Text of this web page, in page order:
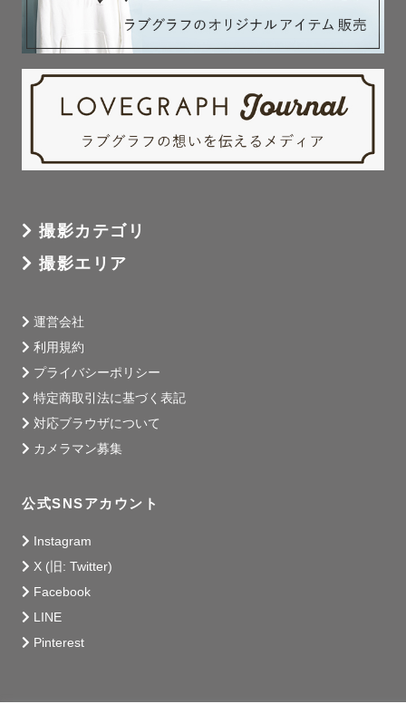
撮影カテゴリ
撮影エリア
運営会社
利用規約
プライバシーポリシー
特定商取引法に基づく表記
対応ブラウザについて
カメラマン募集
公式SNSアカウント
Instagram
X (旧: Twitter)
Facebook
LINE
Pinterest